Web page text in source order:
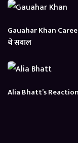
Gauahar Khan
थे सवाल
Alia Bhatt’s